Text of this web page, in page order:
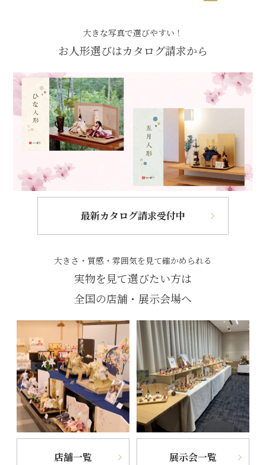
大きな写真で選びやすい！
お人形選びはカタログ請求から
最新カタログ請求受付中
大きさ・質感・雰囲気を見て確かめられる
実物を見て選びたい方は
全国の店舗・展示会場へ
店舗一覧 展示会一覧